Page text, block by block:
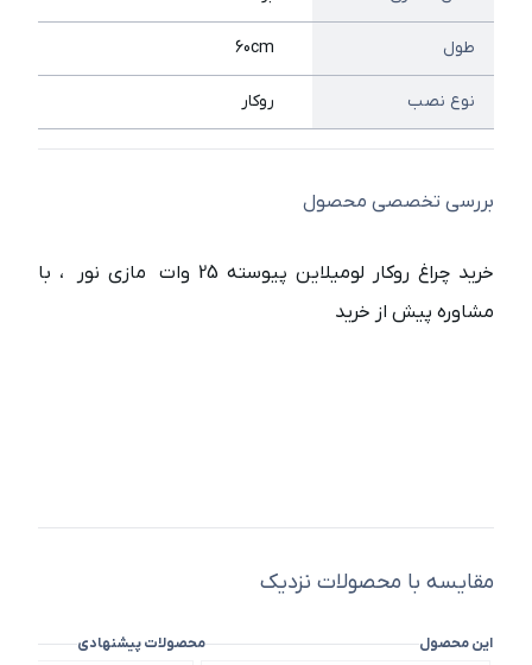
طول 60cm
نوع نصب روکار
بررسی تخصصی محصول
خرید چراغ روکار لومیلاین پیوسته 25 وات مازی نور ، با
مشاوره پیش از خرید
مقایسه با محصولات نزدیک
این محصول محصولات پیشنهادی